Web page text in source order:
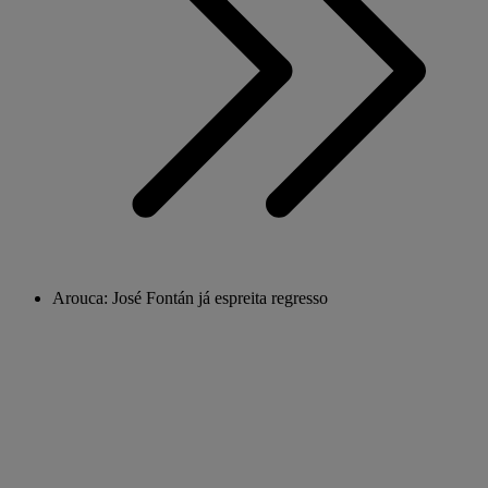
Arouca: José Fontán já espreita regresso